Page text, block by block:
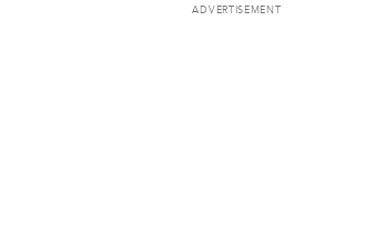
ADVERTISEMENT